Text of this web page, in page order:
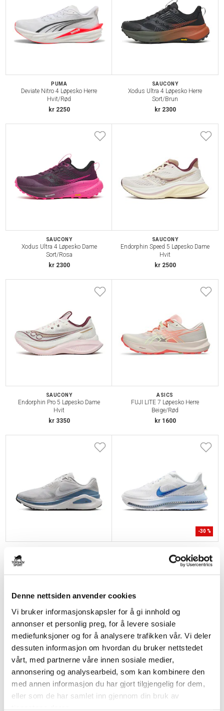
Denne nettsiden anvender cookies
Vi bruker informasjonskapsler for å gi innhold og
annonser et personlig preg, for å levere sosiale
mediefunksjoner og for å analysere trafikken vår. Vi deler
dessuten informasjon om hvordan du bruker nettstedet
vårt, med partnerne våre innen sosiale medier,
annonsering og analysearbeid, som kan kombinere den
med annen informasjon du har gjort tilgjengelig for dem,
eller som de har samlet inn gjennom din bruk av
PUMA
Deviate Nitro 4 Løpesko Herre
Hvit/Rød
kr 2250
SAUCONY
Xodus Ultra 4 Løpesko Herre
Sort/Brun
kr 2300
SAUCONY
Xodus Ultra 4 Løpesko Dame
Sort/Rosa
kr 2300
SAUCONY
Endorphin Speed 5 Løpesko Dame
Hvit
kr 2500
SAUCONY
Endorphin Pro 5 Løpesko Dame
Hvit
kr 3350
ASICS
FUJI LITE 7 Løpesko Herre
Beige/Rød
kr 1600
kr 1749
-30 %
Pegasus Premium Løpesko Dame
kr 1679 kr 2399